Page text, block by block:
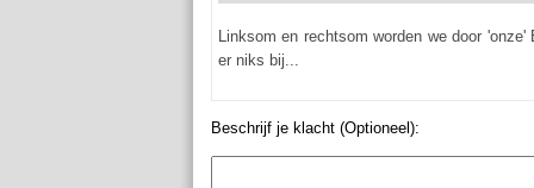
Linksom en rechtsom worden we door
er niks bij...
Beschrijf je klacht (Optioneel):